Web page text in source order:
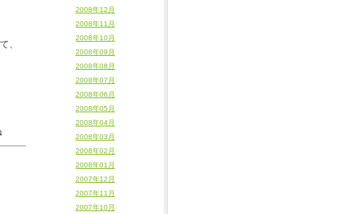
、
2008年12月
2008年11月
2008年10月
2008年09月
2008年08月
2008年07月
2008年06月
2008年05月
2008年04月
2008年03月
2008年02月
2008年01月
2007年12月
2007年11月
2007年10月